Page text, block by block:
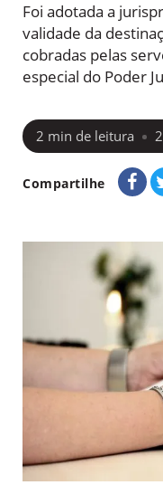
Foi adotada a
validade da
cobradas pelas
especial do Poder
2 min de leitura
Compartilhe